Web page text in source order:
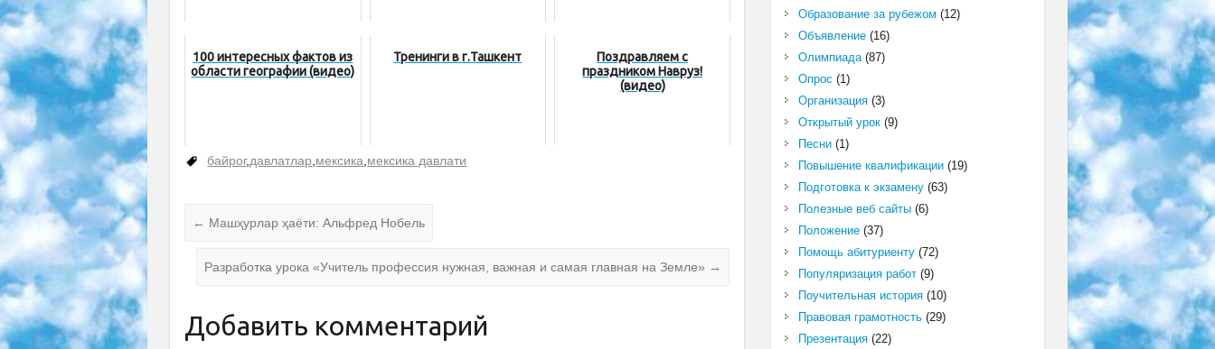
100 интересных фактов из
области географии (видео)
Тренинги в г.Ташкент
Поздравляем с
праздником Навруз!
(видео)
байрог,давлатлар мексика мексика давлати
← Машҳурлар ҳаёти: Альфред Нобель
Разработка урока «Учитель профессия нужная, важная и самая главная на Земле» →
Добавить комментарий
Образование за рубежом (12)
Объявление(16)
Олимпиада(87)
Опрос (1)
Организация(3)
Открытый урок(9)
Песни(1)
Повышение квалификации(19)
Подготовка к экзамену(63)
Полезные веб сайты(6)
Положение(37)
Помощь абитуриенту(72)
Популяризация работ(9)
Поучительная история(10)
Правовая грамотность(29)
Презентация(22)